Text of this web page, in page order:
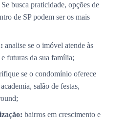
busca praticidade, opções de
de SP podem ser os mais
analise se o imóvel atende às
e futuras da sua família;
se o condomínio oferece
salão de festas,
bairros em crescimento e